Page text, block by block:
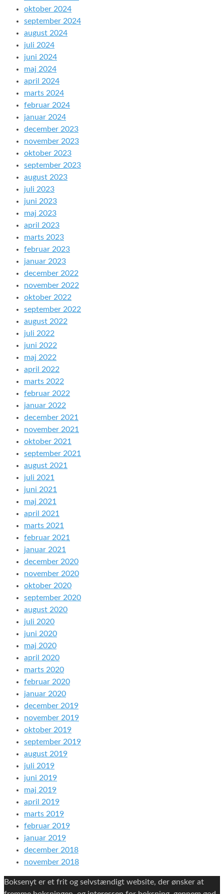
oktober 2024
september 2024
august 2024
juli 2024
juni 2024
maj 2024
april 2024
marts 2024
februar 2024
januar 2024
december 2023
november 2023
oktober 2023
september 2023
august 2023
juli 2023
juni 2023
maj 2023
april 2023
marts 2023
februar 2023
januar 2023
december 2022
november 2022
oktober 2022
september 2022
august 2022
juli 2022
juni 2022
maj 2022
april 2022
marts 2022
februar 2022
januar 2022
december 2021
november 2021
oktober 2021
september 2021
august 2021
juli 2021
juni 2021
maj 2021
april 2021
marts 2021
februar 2021
januar 2021
december 2020
november 2020
oktober 2020
september 2020
august 2020
juli 2020
juni 2020
maj 2020
april 2020
marts 2020
februar 2020
januar 2020
december 2019
november 2019
oktober 2019
september 2019
august 2019
juli 2019
juni 2019
maj 2019
april 2019
marts 2019
februar 2019
januar 2019
december 2018
november 2018
Boksenyt er et frit og selvstændigt website, der ønsker at